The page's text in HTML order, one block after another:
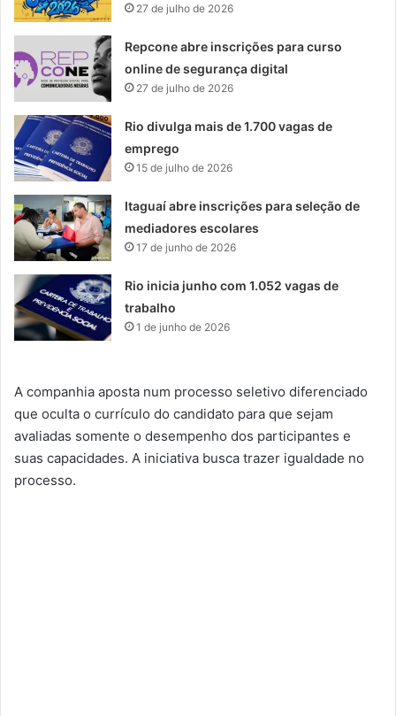
27 de julho de 2026
Repcone abre inscrições para curso
online de segurança digital
27 de julho de 2026
Rio divulga mais de 1.700 vagas de
emprego
15 de julho de 2026
Itaguaí abre inscrições para seleção de
mediadores escolares
17 de junho de 2026
Rio inicia junho com 1.052 vagas de
trabalho
1 de junho de 2026
A companhia aposta num processo seletivo diferenciado
que oculta o currículo do candidato para que sejam
avaliadas somente o desempenho dos participantes e
suas capacidades. A iniciativa busca trazer igualdade no
processo.